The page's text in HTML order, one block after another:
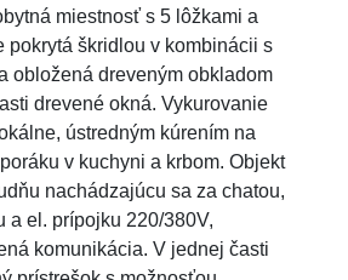
miestnosť s 5 lôžkami a
pokrytá škridlou v kombinácii s
obložená dreveným obkladom
drevené okná. Vykurovanie
ústredným kúrením na
v kuchyni a krbom. Objekt
nachádzajúcu sa za chatou,
a el. prípojku 220/380V,
komunikácia. V jednej časti